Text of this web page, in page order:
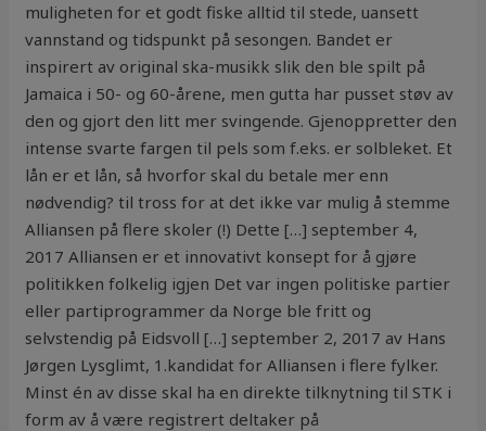
muligheten for et godt fiske alltid til stede, uansett
vannstand og tidspunkt på sesongen. Bandet er
inspirert av original ska-musikk slik den ble spilt på
Jamaica i 50- og 60-årene, men gutta har pusset støv av
den og gjort den litt mer svingende. Gjenoppretter den
intense svarte fargen til pels som f.eks. er solbleket. Et
lån er et lån, så hvorfor skal du betale mer enn
nødvendig? til tross for at det ikke var mulig å stemme
Alliansen på flere skoler (!) Dette […] september 4,
2017 Alliansen er et innovativt konsept for å gjøre
politikken folkelig igjen Det var ingen politiske partier
eller partiprogrammer da Norge ble fritt og
selvstendig på Eidsvoll […] september 2, 2017 av Hans
Jørgen Lysglimt, 1.kandidat for Alliansen i flere fylker.
Minst én av disse skal ha en direkte tilknytning til STK i
form av å være registrert deltaker på